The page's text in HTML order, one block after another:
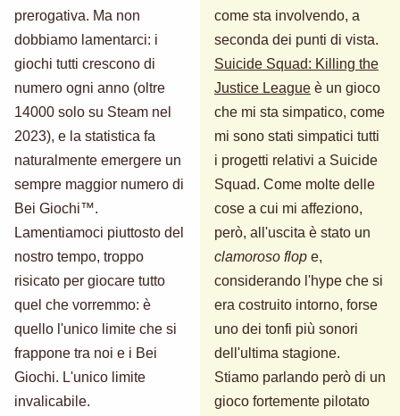
prerogativa. Ma non
dobbiamo lamentarci: i
giochi tutti crescono di
numero ogni anno (oltre
14000 solo su Steam nel
2023), e la statistica fa
naturalmente emergere un
sempre maggior numero di
Bei Giochi™.
Lamentiamoci piuttosto del
nostro tempo, troppo
risicato per giocare tutto
quel che vorremmo: è
quello l'unico limite che si
frappone tra noi e i Bei
Giochi. L'unico limite
invalicabile.
come sta involvendo, a
seconda dei punti di vista.
Suicide Squad: Killing the
Justice League è un gioco
che mi sta simpatico, come
mi sono stati simpatici tutti
i progetti relativi a Suicide
Squad. Come molte delle
cose a cui mi affeziono,
però, all'uscita è stato un
clamoroso flop e,
considerando l'hype che si
era costruito intorno, forse
uno dei tonfi più sonori
dell'ultima stagione.
Stiamo parlando però di un
gioco fortemente pilotato